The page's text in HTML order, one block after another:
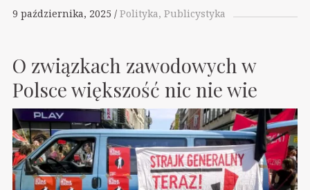
9 października, 2025 Polityka Publicystyka
O związkach zawodowych w
Polsce większość nic nie wie